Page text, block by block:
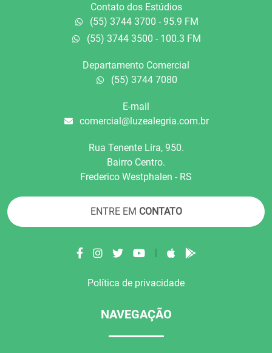
Contato dos Estúdios
(55) 3744 3700 - 95.9 FM
(55) 3744 3500 - 100.3 FM
Departamento Comercial
(55) 3744 7080
E-mail
comercial@luzealegria.com.br
Rua Tenente Líra, 950.
Bairro Centro.
Frederico Westphalen - RS
ENTRE EM CONTATO
Política de privacidade
NAVEGAÇÃO